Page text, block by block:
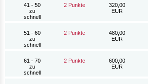
41 - 50
zu
schnell
2 Punkte
320,00
EUR
51 - 60
zu
schnell
2 Punkte
480,00
EUR
61 - 70
zu
schnell
2 Punkte
600,00
EUR